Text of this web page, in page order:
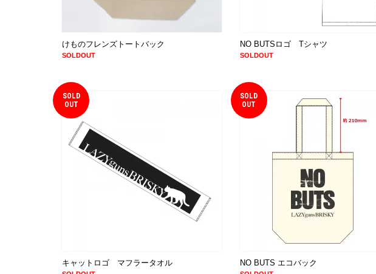
けものフレンズトートバック
SOLDOUT
NO BUTSロゴ Tシャツ
SOLDOUT
SOLD
OUT
キャットロゴ マフラータオル
SOLD
OUT
NO BUTS エコバック